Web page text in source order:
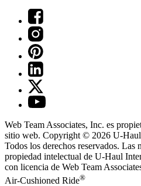
Web Team Associates, Inc. es
sitio web. Copyright © 2026 U-Haul
Todos los derechos reservados. Las
propiedad intelectual de U-Haul
con licencia de Web Team
Air-Cushioned Ride®